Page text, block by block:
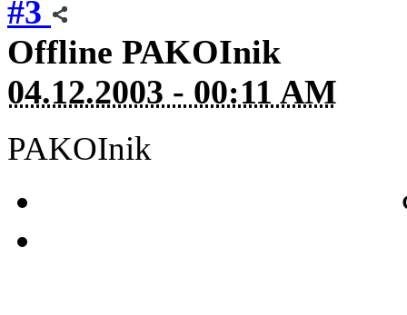
#3
Offline PAKOInik
04.12.2003 - 00:11 AM
PAKOInik